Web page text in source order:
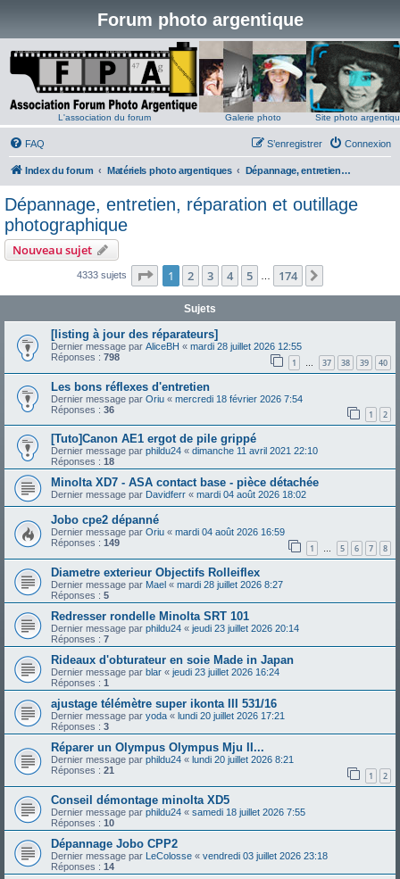
Forum photo argentique
L'association du forum Galerie photo Site photo
FAQ Connexion
S’enregistrer
Index du forum Matériels photo argentiques Dépannage, entretien, réparation et outillage photographique
Dépannage, entretien, réparation et outillage
photographique
Nouveau sujet
4333 sujets Page 1sur174
1 2 3 4 5 174
Sujets
[listing à jour des réparateurs]
Dernier message par AliceBH « mardi 28 juillet 2026 12:55
Réponses : 798 1 … 37 38 39 40
Les bons réflexes d'entretien
Dernier message par Oriu « mercredi 18 février 2026 7:54
Réponses : 36 1 2
[Tuto]Canon AE1 ergot de pile grippé
Dernier message par phildu24 « dimanche 11 avril 2021 22:10
Réponses : 18
Minolta XD7 - ASA contact base - pièce détachée
Dernier message par Davidferr « mardi 04 août 2026 18:02
Jobo cpe2 dépanné
Dernier message par Oriu « mardi 04 août 2026 16:59
Réponses : 149 1 … 5 6 7 8
Diametre exterieur Objectifs Rolleiflex
Dernier message par Mael « mardi 28 juillet 2026 8:27
Réponses : 5
Redresser rondelle Minolta SRT 101
Dernier message par phildu24 « jeudi 23 juillet 2026 20:14
Réponses : 7
Rideaux d'obturateur en soie Made in Japan
Dernier message par blar « jeudi 23 juillet 2026 16:24
Réponses : 1
ajustage télémètre super ikonta III 531/16
Dernier message par yoda « lundi 20 juillet 2026 17:21
Réponses : 3
Réparer un Olympus Olympus Mju II...
Dernier message par phildu24 « lundi 20 juillet 2026 8:21
Réponses : 21 1 2
Conseil démontage minolta XD5
Dernier message par phildu24 « samedi 18 juillet 2026 7:55
Réponses : 10
Dépannage Jobo CPP2
Dernier message par LeColosse « vendredi 03 juillet 2026 23:18
Réponses : 14